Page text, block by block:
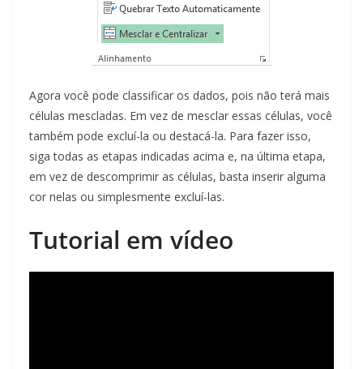
Agora você pode classificar os dados, pois não terá mais
células mescladas. Em vez de mesclar essas células, você
também pode excluí-la ou destacá-la. Para fazer isso,
siga todas as etapas indicadas acima e, na última etapa,
em vez de descomprimir as células, basta inserir alguma
cor nelas ou simplesmente excluí-las.
Tutorial em vídeo